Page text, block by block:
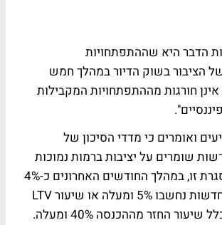
הדבר היא שההתפתחויות
הציבור בשוק הדיור במהלך חמש
חורגות מההתפתחויות המקבילות
ואומרים כי מדדי הסיכון של
שומרים על יציבות ברמות נמוכות
יחסית לעבר. במסגרת זו, במהלך החודשים האחרונים כ-4%
מהמשכנתאות החדשות נחשבו 5% ומעלה או שיעור LTV
החזר מההכנסה 40% ומעלה.